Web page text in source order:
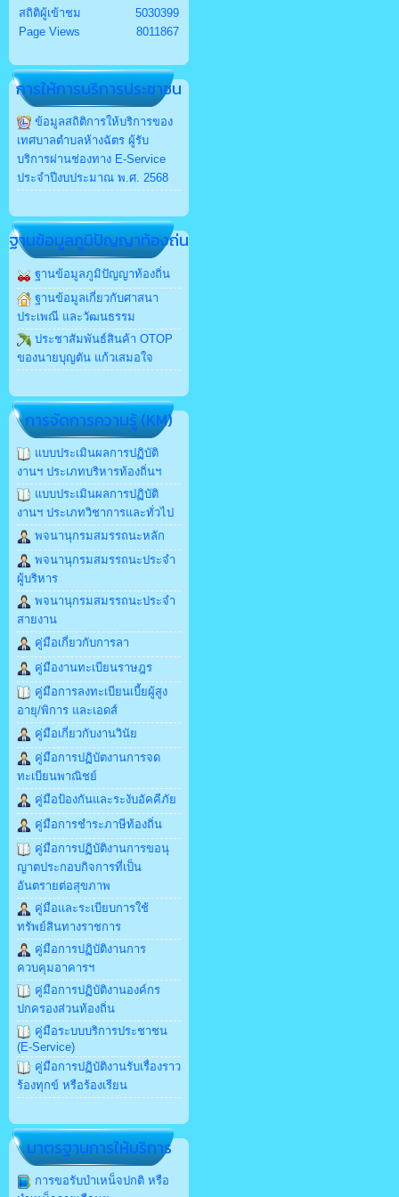
สถิติผู้เข้าชม
5030399
Page Views
8011867
การให้การบริการประชาชน
ข้อมูลสถิติการให้บริการของ
เทศบาลตำบลห้างฉัตร ผู้รับ
บริการผ่านช่องทาง E-Service
ประจำปีงบประมาณ พ.ศ. 2568
ฐานข้อมูลภูมิปัญญาท้องถ่น
ฐานข้อมูลภูมิปัญญาท้องถิ่น
ฐานข้อมูลเกี่ยวกับศาสนา
ประเพณี และวัฒนธรรม
ประชาสัมพันธ์สินค้า OTOP
ของนายบุญตัน แก้วเสมอใจ
การจัดการความรู้ (KM)
แบบประเมินผลการปฏิบัติ
งานฯ ประเภทบริหารท้องถิ่นฯ
แบบประเมินผลการปฏิบัติ
งานฯ ประเภทวิชาการและทั่วไป
พจนานุกรมสมรรถนะหลัก
พจนานุกรมสมรรถนะประจำ
ผู้บริหาร
พจนานุกรมสมรรถนะประจำ
สายงาน
คู่มือเกี่ยวกับการลา
คู่มืองานทะเบียนราษฎร
คู่มือการลงทะเบียนเบี้ยผู้สูง
อายุ/พิการ และเอดส์
คู่มือเกี่ยวกับงานวินัย
คู่มือการปฏิบัตงานการจด
ทะเบียนพาณิชย์
คู่มือป้องกันและระงับอัคคีภัย
คู่มือการชำระภาษีท้องถิ่น
คู่มือการปฏิบัติงานการขอนุ
ญาตประกอบกิจการที่เป็น
อันตรายต่อสุขภาพ
คู่มือและระเบียบการใช้
ทรัพย์สินทางราชการ
คู่มือการปฏิบัติงานการ
ควบคุมอาคารฯ
คู่มือการปฏิบัติงานองค์กร
ปกครองส่วนท้องถิ่น
คู่มือระบบบริการประชาชน
(E-Service)
คู่มือการปฏิบัติงานรับเรื่องราว
ร้องทุกข์ หรือร้องเรียน
มาตรฐานการให้บริการ
การขอรับบำเหน็จปกติ หรือ